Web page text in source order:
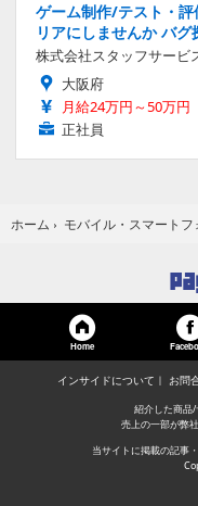
ゲーム制作/テスト・
リアにしませんか バグ
株式会社スタッフサービ
大阪府
月給24万円～50万円
正社員
ホーム › モバイル・スマートフ
Home
インサイドについて お問
紹介した商品/
売上の一部が弊
当サイトに掲載の記事